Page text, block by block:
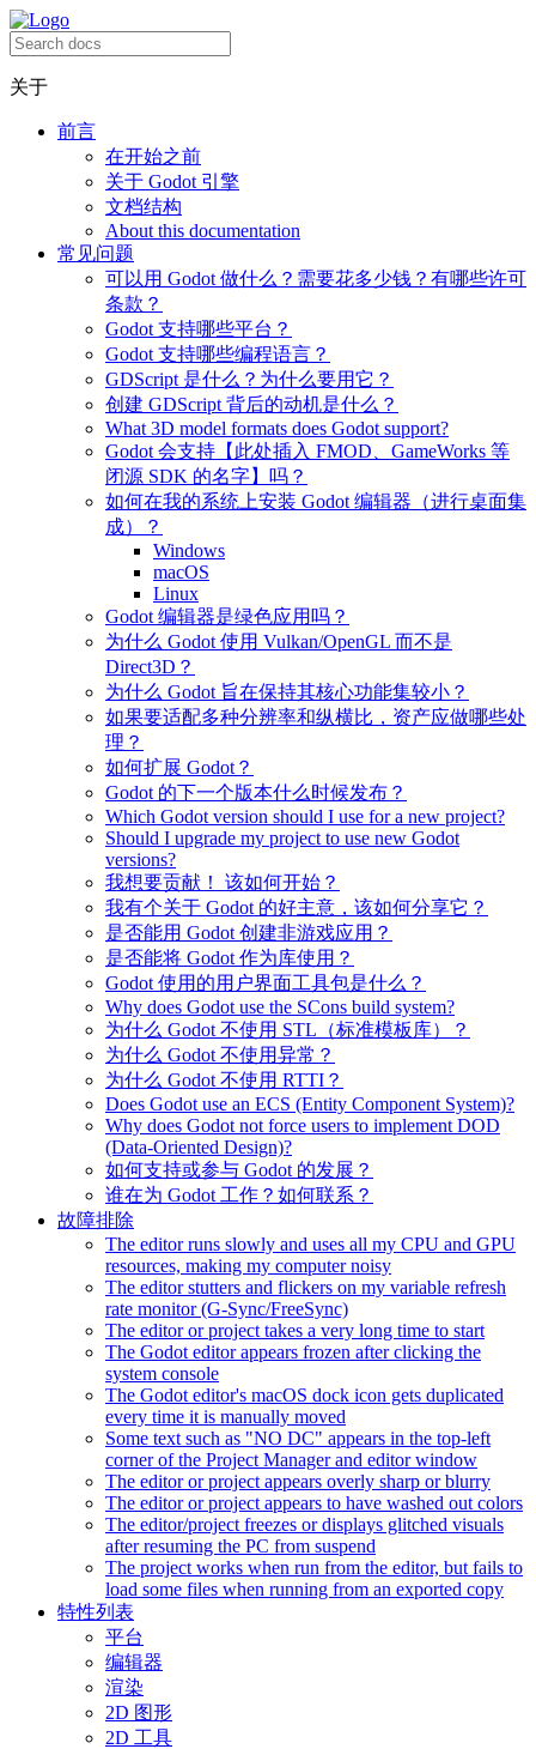
关于
前言
在开始之前
关于 Godot 引擎
文档结构
About this documentation
常见问题
可以用 Godot 做什么？需要花多少钱？有哪些许可
条款？
Godot 支持哪些平台？
Godot 支持哪些编程语言？
GDScript 是什么？为什么要用它？
创建 GDScript 背后的动机是什么？
What 3D model formats does Godot support?
Godot 会支持【此处插入 FMOD、GameWorks 等
闭源 SDK 的名字】吗？
如何在我的系统上安装 Godot 编辑器（进行桌面集
成）？
Windows
macOS
Linux
Godot 编辑器是绿色应用吗？
为什么 Godot 使用 Vulkan/OpenGL 而不是
Direct3D？
为什么 Godot 旨在保持其核心功能集较小？
如果要适配多种分辨率和纵横比，资产应做哪些处
理？
如何扩展 Godot？
Godot 的下一个版本什么时候发布？
Which Godot version should I use for a new project?
Should I upgrade my project to use new Godot
versions?
我想要贡献！ 该如何开始？
我有个关于 Godot 的好主意，该如何分享它？
是否能用 Godot 创建非游戏应用？
是否能将 Godot 作为库使用？
Godot 使用的用户界面工具包是什么？
Why does Godot use the SCons build system?
为什么 Godot 不使用 STL（标准模板库）？
为什么 Godot 不使用异常？
为什么 Godot 不使用 RTTI？
Does Godot use an ECS (Entity Component System)?
Why does Godot not force users to implement DOD
(Data-Oriented Design)?
如何支持或参与 Godot 的发展？
谁在为 Godot 工作？如何联系？
故障排除
The editor runs slowly and uses all my CPU and GPU
resources, making my computer noisy
The editor stutters and flickers on my variable refresh
rate monitor (G-Sync/FreeSync)
The editor or project takes a very long time to start
The Godot editor appears frozen after clicking the
system console
The Godot editor's macOS dock icon gets duplicated
every time it is manually moved
Some text such as "NO DC" appears in the top-left
corner of the Project Manager and editor window
The editor or project appears overly sharp or blurry
The editor or project appears to have washed out colors
The editor/project freezes or displays glitched visuals
after resuming the PC from suspend
The project works when run from the editor, but fails to
load some files when running from an exported copy
特性列表
平台
编辑器
渲染
2D 图形
2D 工具